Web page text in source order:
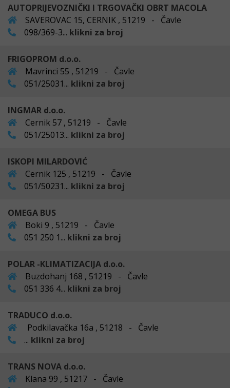
AUTOPRIJEVOZNIČKI I TRGOVAČKI OBRT MACOLA
SAVEROVAC 15, CERNIK , 51219 - Čavle
098/369-3... klikni za broj
FRIGOPROM d.o.o.
Mavrinci 55 , 51219 - Čavle
051/25031... klikni za broj
INGMAR d.o.o.
Cernik 57 , 51219 - Čavle
051/25013... klikni za broj
ISKOPI MILARDOVIĆ
Cernik 125 , 51219 - Čavle
051/50231... klikni za broj
OMEGA BUS
Boki 9 , 51219 - Čavle
051 250 1... klikni za broj
POLAR -KLIMATIZACIJA d.o.o.
Buzdohanj 168 , 51219 - Čavle
051 336 4... klikni za broj
TRADUCO d.o.o.
Podkilavačka 16a , 51218 - Čavle
... klikni za broj
TRANS NOVA d.o.o.
Klana 99 , 51217 - Čavle